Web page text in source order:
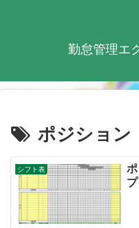
勤怠管理エ
ポジション
シフト表